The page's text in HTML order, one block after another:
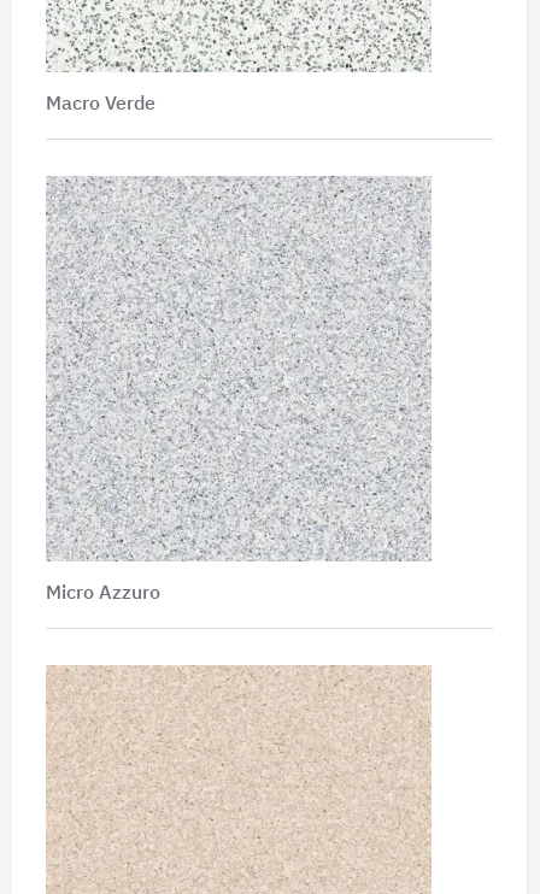
Macro Verde
Micro Azzuro